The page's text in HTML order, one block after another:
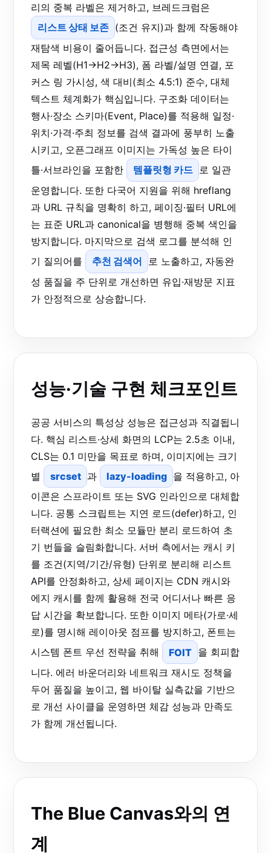
리의 중복 라벨은 제거하고, 브레드크럼은
리스트 상태 보존 (조건 유지)과 함께 작동해야
재탐색 비용이 줄어듭니다. 접근성 측면에서는
제목 레벨(H1→H2→H3), 폼 라벨/설명 연결, 포
커스 링 가시성, 색 대비(최소 4.5:1) 준수, 대체
텍스트 체계화가 핵심입니다. 구조화 데이터는
행사·장소 스키마(Event, Place)를 적용해 일정·
위치·가격·주최 정보를 검색 결과에 풍부히 노출
시키고, 오픈그래프 이미지는 가독성 높은 타이
틀·서브라인을 포함한
템플릿형 카드 로 일관
운영합니다. 또한 다국어 지원을 위해 hreflang
과 URL 규칙을 명확히 하고, 페이징·필터 URL에
는 표준 URL과 canonical을 병행해 중복 색인을
방지합니다. 마지막으로 검색 로그를 분석해 인
기 질의어를
추천 검색어
로 노출하고, 자동완
성 품질을 주 단위로 개선하면 유입·재방문 지표
가 안정적으로 상승합니다.
성능·기술 구현 체크포인트
공공 서비스의 특성상 성능은 접근성과 직결됩니
다. 핵심 리스트·상세 화면의 LCP는 2.5초 이내,
CLS는 0.1 미만을 목표로 하며, 이미지에는 크기
별
srcset 과 lazy-loading 을 적용하고, 아
이콘은 스프라이트 또는 SVG 인라인으로 대체합
니다. 공통 스크립트는 지연 로드(defer)하고, 인
터랙션에 필요한 최소 모듈만 분리 로드하여 초
기 번들을 슬림화합니다. 서버 측에서는 캐시 키
를 조건(지역/기간/유형) 단위로 분리해 리스트
API를 안정화하고, 상세 페이지는 CDN 캐시와
에지 캐시를 함께 활용해 전국 어디서나 빠른 응
답 시간을 확보합니다. 또한 이미지 메타(가로·세
로)를 명시해 레이아웃 점프를 방지하고, 폰트는
시스템 폰트 우선 전략을 취해
FOIT 을 회피합
니다. 에러 바운더리와 네트워크 재시도 정책을
두어 품질을 높이고, 웹 바이탈 실측값을 기반으
로 개선 사이클을 운영하면 체감 성능과 만족도
가 함께 개선됩니다.
The Blue Canvas와의 연
계